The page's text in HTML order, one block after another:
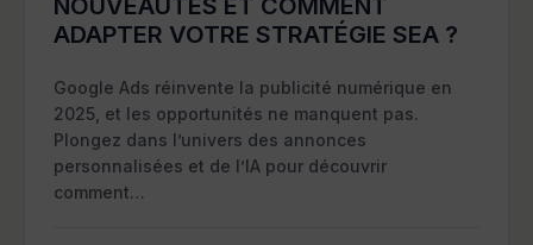
ADAPTER VOTRE STRATÉGIE SEA ?
Google Ads réinvente la publicité numérique en
2025, et les opportunités ne manquent pas.
Plongez dans l’univers des annonces
personnalisées et de l’IA pour découvrir
comment…